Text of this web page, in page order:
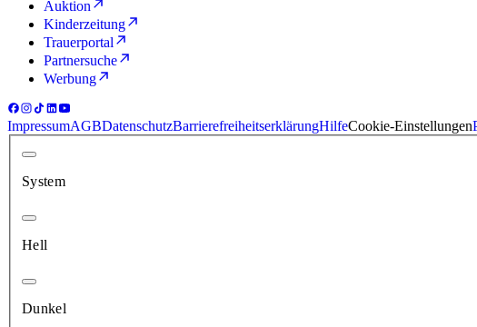
Auktion
Kinderzeitung
Trauerportal
Partnersuche
Werbung
ImpressumAGBDatenschutzBarrierefreiheitserklärungHilfeCookie-Einstellungen
System
Hell
Dunkel